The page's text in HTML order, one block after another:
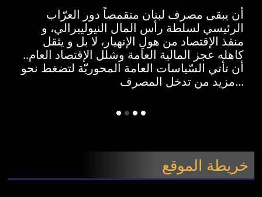
أن يبقى مصرف لبنان متقمصاً دور العرّاب
الرئيسي لسلطة رأس المال النيوليبرالي، و
منقذ الإقتصاد من هولِ الإنهيار، لا بل و يثقل
كاهله عجز المالية العامة وشلل الإقتصاد العام..
أن تأتي السّياسات العامة المحوريّة لتضغط نحو
مزيد من تدخل المصرف...
خريطة الموقع